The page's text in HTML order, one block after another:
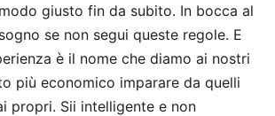
giusto fin da subito. In bocca al
se non segui queste regole. E
è il nome che diamo ai nostri
più economico imparare da quelli
propri. Sii intelligente e non